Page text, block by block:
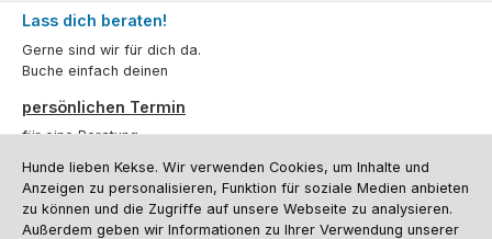
Lass dich beraten!
Gerne sind wir für dich da.
Buche einfach deinen
persönlichen Termin
für eine Beratung.
Oder über unserKontaktformular.
Vertrag widerrufen
Hunde lieben Kekse. Wir verwenden Cookies, um Inhalte und
Anzeigen zu personalisieren, Funktion für soziale Medien anbieten
zu können und die Zugriffe auf unsere Webseite zu analysieren.
Außerdem geben wir Informationen zu Ihrer Verwendung unserer